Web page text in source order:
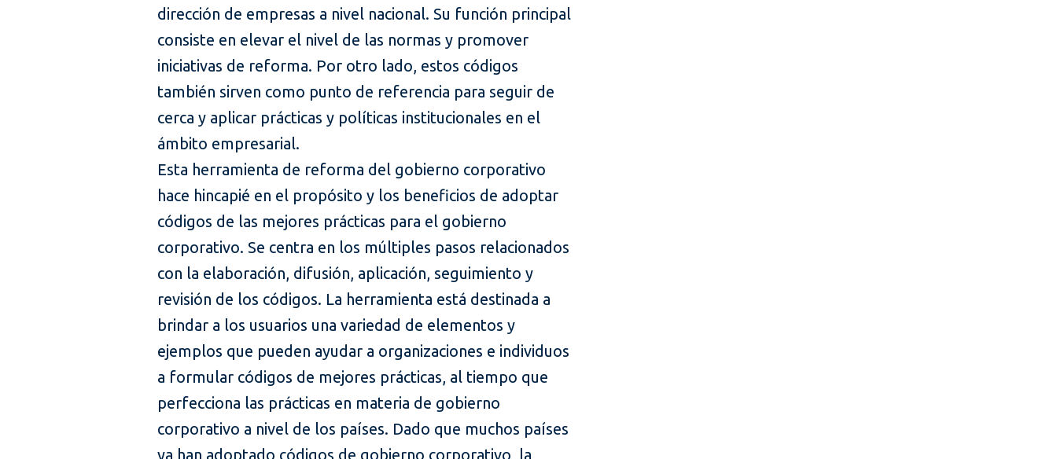
dirección de empresas a nivel nacional. Su función principal
consiste en elevar el nivel de las normas y promover
iniciativas de reforma. Por otro lado, estos códigos
también sirven como punto de referencia para seguir de
cerca y aplicar prácticas y políticas institucionales en el
ámbito empresarial.
Esta herramienta de reforma del gobierno corporativo
hace hincapié en el propósito y los beneficios de adoptar
códigos de las mejores prácticas para el gobierno
corporativo. Se centra en los múltiples pasos relacionados
con la elaboración, difusión, aplicación, seguimiento y
revisión de los códigos. La herramienta está destinada a
brindar a los usuarios una variedad de elementos y
ejemplos que pueden ayudar a organizaciones e individuos
a formular códigos de mejores prácticas, al tiempo que
perfecciona las prácticas en materia de gobierno
corporativo a nivel de los países. Dado que muchos países
ya han adoptado códigos de gobierno corporativo, la